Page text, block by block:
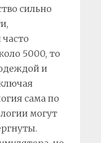
сильно
5000, то
и
сама по
могут